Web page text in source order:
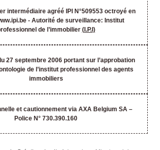
intermédiaire agréé IPI N°509553 octroyé en
- Autorité de surveillance: Institut
de l’immobilier (I.P.I)
27 septembre 2006 portant sur l’approbation
de l’institut professionnel des agents
immobiliers
et cautionnement via AXA Belgium SA –
Police N° 730.390.160